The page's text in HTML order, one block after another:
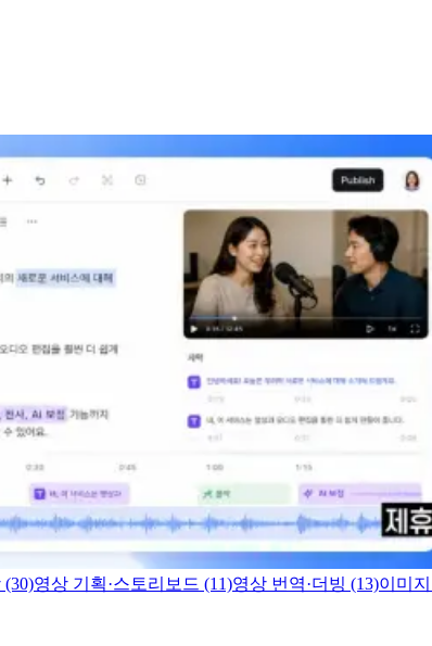
(30)영상 기획·스토리보드 (11)영상 번역·더빙 (13)이미